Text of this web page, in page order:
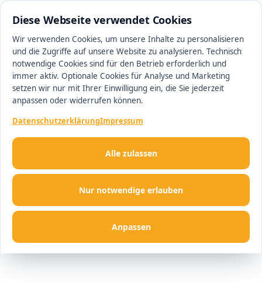
Diese Webseite verwendet Cookies
Wir verwenden Cookies, um unsere Inhalte zu personalisieren
und die Zugriffe auf unsere Website zu analysieren. Technisch
notwendige Cookies sind für den Betrieb erforderlich und
immer aktiv. Optionale Cookies für Analyse und Marketing
setzen wir nur mit Ihrer Einwilligung ein, die Sie jederzeit
anpassen oder widerrufen können.
DatenschutzerklärungImpressum
Nur notwendige erlauben
Anpassen
Alle zulassen